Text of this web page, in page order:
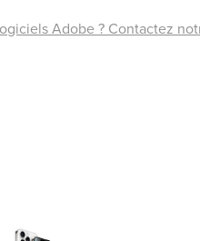
Adobe ? Contactez